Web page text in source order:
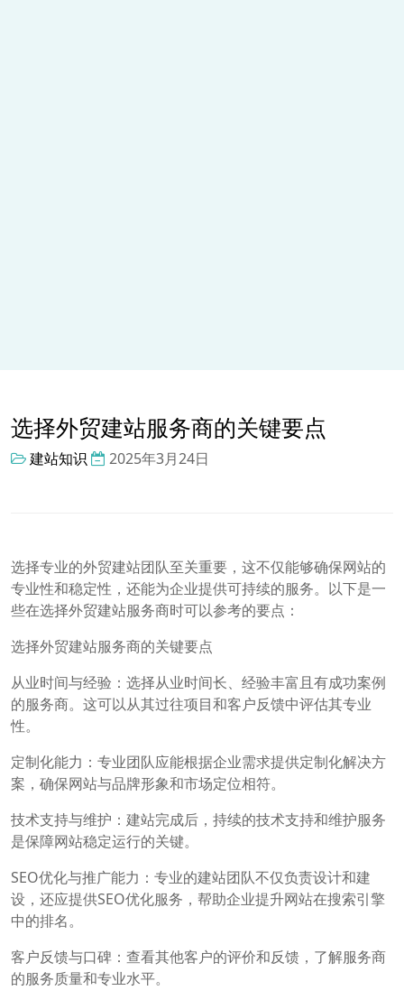
选择外贸建站服务商的关键要点
建站知识 2025年3月24日
选择专业的外贸建站团队至关重要，这不仅能够确保网站的
专业性和稳定性，还能为企业提供可持续的服务。以下是一
些在选择外贸建站服务商时可以参考的要点：
选择外贸建站服务商的关键要点
从业时间与经验：选择从业时间长、经验丰富且有成功案例
的服务商。这可以从其过往项目和客户反馈中评估其专业
性。
定制化能力：专业团队应能根据企业需求提供定制化解决方
案，确保网站与品牌形象和市场定位相符。
技术支持与维护：建站完成后，持续的技术支持和维护服务
是保障网站稳定运行的关键。
SEO优化与推广能力：专业的建站团队不仅负责设计和建
设，还应提供SEO优化服务，帮助企业提升网站在搜索引擎
中的排名。
客户反馈与口碑：查看其他客户的评价和反馈，了解服务商
的服务质量和专业水平。